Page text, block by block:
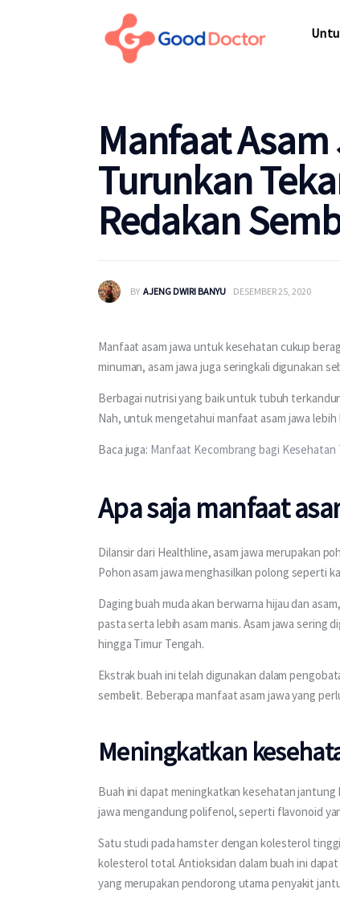
Manfaat
Turunkan
Redakan
BY AJENG DWIRI BANYU DESEMBER 25, 2020
Manfaat asam jawa untuk kesehatan cukup
minuman, asam jawa juga seringkali digunakan
Berbagai nutrisi yang baik untuk tubuh
Nah, untuk mengetahui manfaat asam jawa
Baca juga: Manfaat Kecombrang bagi
Apa saja manfaat
Dilansir dari Healthline, asam jawa merupakan
Pohon asam jawa menghasilkan polong seperti
Daging buah muda akan berwarna hijau dan
pasta serta lebih asam manis. Asam jawa sering
hingga Timur Tengah.
Ekstrak buah ini telah digunakan dalam
sembelit. Beberapa manfaat asam jawa yang
Meningkatkan
Buah ini dapat meningkatkan kesehatan
jawa mengandung polifenol, seperti flavonoid
Satu studi pada hamster dengan kolesterol
kolesterol total. Antioksidan dalam buah ini
yang merupakan pendorong utama penyakit